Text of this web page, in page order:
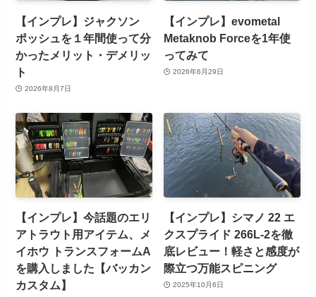
【インプレ】ジャクソン
ポッシュを１年間使って分
かったメリット・デメリッ
ト
2026年8月7日
【インプレ】evometal
Metaknob Forceを1年使
ってみて
2026年6月29日
【インプレ】今話題のエリ
アトラウト用アイテム、メ
イホウ トランスフォームA
を購入しました【バッカン
カスタム】
【インプレ】シマノ 22 エ
クスプライド 266L-2を徹
底レビュー！軽さと感度が
際立つ万能スピニング
2025年10月6日